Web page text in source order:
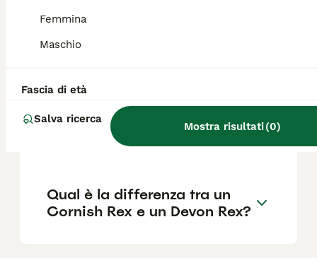
Femmina
Maschio
Fascia di età
Salva ricerca
Mostra risultati(0)
Qual è il carattere del gatto
Il Cornish Rex è un gatto
Qual è la differenza tra un
Cornish Rex e un Devon Rex?